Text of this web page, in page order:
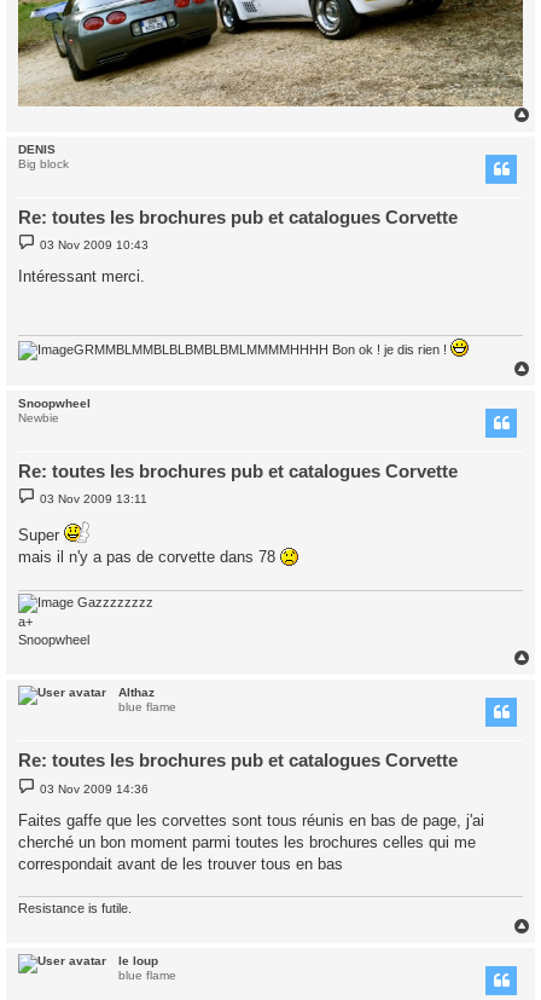
DENIS
Big block
Re: toutes les brochures pub et catalogues Corvette
P
o
s
t
03 Nov 2009 10:43
Intéressant merci.
GRMMBLMMBLBLBMBLBMLMMMMHHHH Bon ok ! je dis rien !
Snoopwheel
Newbie
Re: toutes les brochures pub et catalogues Corvette
P
t
03 Nov 2009 13:11
Super
mais il n'y a pas de corvette dans 78
Gazzzzzzzz
a+
Snoopwheel
Althaz
blue flame
Re: toutes les brochures pub et catalogues Corvette
P
o
s
t
03 Nov 2009 14:36
Faites gaffe que les corvettes sont tous réunis en bas de page, j'ai
cherché un bon moment parmi toutes les brochures celles qui me
correspondait avant de les trouver tous en bas
Resistance is futile.
le loup
blue flame